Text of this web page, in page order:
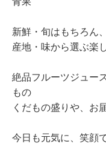
新鮮・旬はもちろん
産地・味から選ぶ楽
絶品フルーツジュー
もの
くだもの盛りや、お
今日も元気に、笑顔